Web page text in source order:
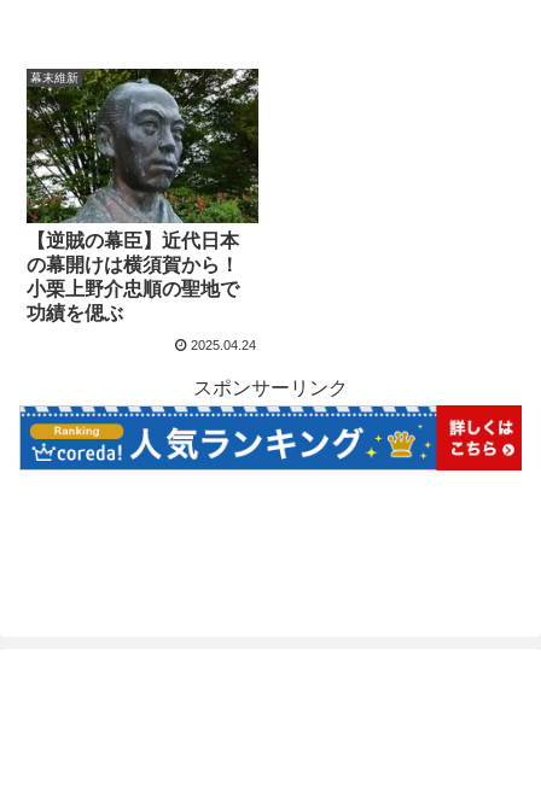
幕末維新
【逆賊の幕臣】近代日本
の幕開けは横須賀から！
小栗上野介忠順の聖地で
功績を偲ぶ
2025.04.24
スポンサーリンク